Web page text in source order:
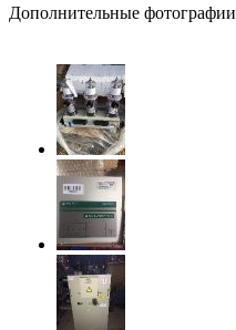
Дополнительные фотографии